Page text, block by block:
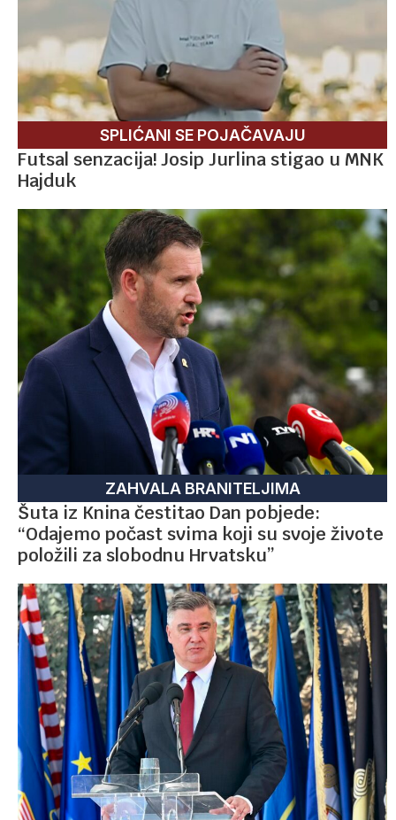
SPLIĆANI SE POJAČAVAJU
Futsal senzacija! Josip Jurlina stigao u MNK
Hajduk
ZAHVALA BRANITELJIMA
Šuta iz Knina čestitao Dan pobjede:
“Odajemo počast svima koji su svoje živote
položili za slobodnu Hrvatsku”